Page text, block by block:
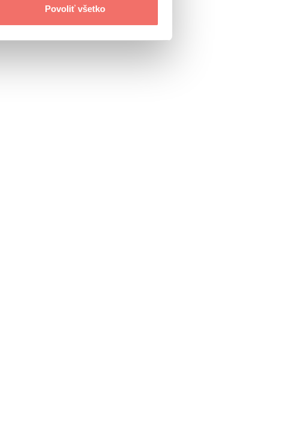
Povoliť všetko